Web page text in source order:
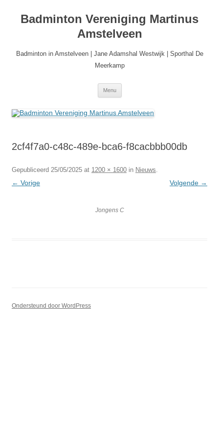
inhoud
Badminton Vereniging Martinus
Amstelveen
Badminton in Amstelveen | Jane Adamshal Westwijk | Sporthal De
Meerkamp
Menu
2cf4f7a0-c48c-489e-bca6-f8cacbbb00db
Gepubliceerd 25/05/2025 at 1200 × 1600 in Nieuws.
← Vorige Volgende →
Jongens C
Ondersteund door WordPress